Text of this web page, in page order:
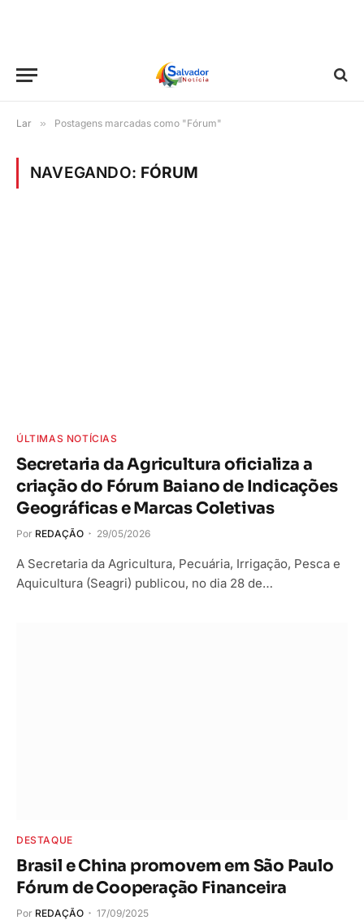
Lar » Postagens marcadas como "Fórum"
NAVEGANDO: FÓRUM
ÚLTIMAS NOTÍCIAS
Secretaria da Agricultura oficializa a
criação do Fórum Baiano de Indicações
Geográficas e Marcas Coletivas
Por REDAÇÃO 29/05/2026
A Secretaria da Agricultura, Pecuária, Irrigação, Pesca e
Aquicultura (Seagri) publicou, no dia 28 de…
DESTAQUE
Brasil e China promovem em São Paulo
Fórum de Cooperação Financeira
Por REDAÇÃO 17/09/2025